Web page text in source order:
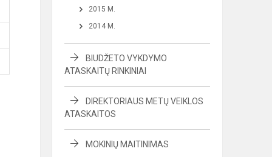
2015 M.
2014 M.
BIUDŽETO VYKDYMO
ATASKAITŲ RINKINIAI
DIREKTORIAUS METŲ VEIKLOS
ATASKAITOS
MOKINIŲ MAITINIMAS